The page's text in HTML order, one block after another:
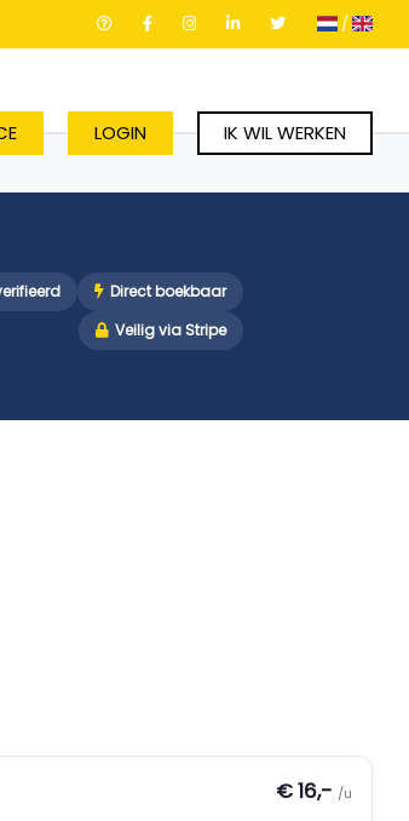
/
LOGIN IK WIL WERKEN
Direct boekbaar
Veilig via Stripe
€ 16,- /u